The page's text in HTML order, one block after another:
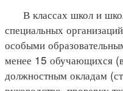
В классах школ и
специальных
особыми
менее 15 обучающихся
должностным окладам